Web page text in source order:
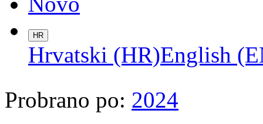
HR
Hrvatski (HR)English
Probrano po: 2024